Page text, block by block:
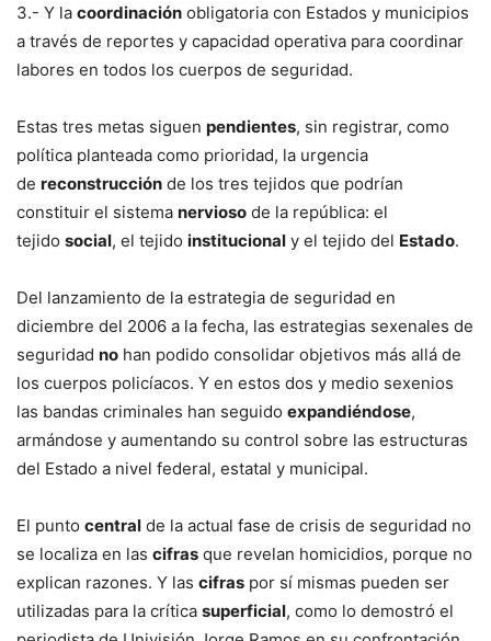
3.- Y la coordinación obligatoria con Estados y municipios
a través de reportes y capacidad operativa para coordinar
labores en todos los cuerpos de seguridad.
Estas tres metas siguen pendientes, sin registrar, como
política planteada como prioridad, la urgencia
de reconstrucción de los tres tejidos que podrían
constituir el sistema nervioso de la república: el
tejido social, el tejido institucional y el tejido del Estado.
Del lanzamiento de la estrategia de seguridad en
diciembre del 2006 a la fecha, las estrategias sexenales de
seguridad no han podido consolidar objetivos más allá de
los cuerpos policíacos. Y en estos dos y medio sexenios
las bandas criminales han seguido expandiéndose,
armándose y aumentando su control sobre las estructuras
del Estado a nivel federal, estatal y municipal.
El punto central de la actual fase de crisis de seguridad no
se localiza en las cifras que revelan homicidios, porque no
explican razones. Y las cifras por sí mismas pueden ser
utilizadas para la crítica superficial, como lo demostró el